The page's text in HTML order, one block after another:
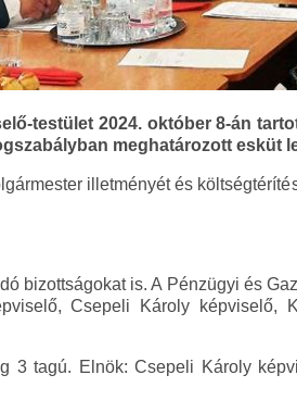
testület 2024. október 8-án
meghatározott esküt
illetményét és
bizottságokat is. A Pénzügyi és
Csepeli Károly képviselő,
3 tagú. Elnök: Csepeli Károly